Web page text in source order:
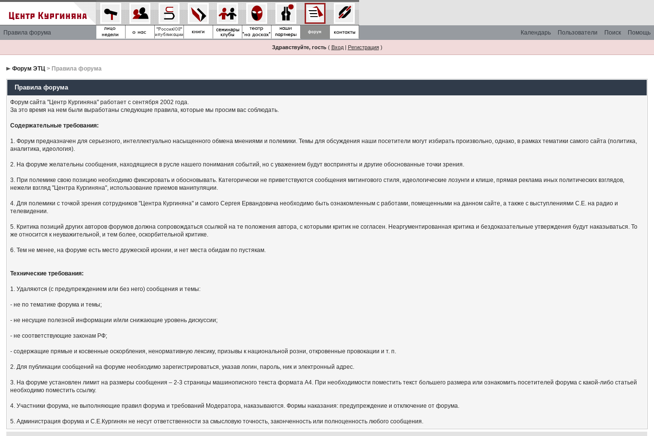
Правила форума Помощь
Поиск
Пользователи
Календарь
Здравствуйте, гость( Вход| Регистрация)
Форум ЭТЦ > Правила форума
Правила форума
Форум сайта "Центр Кургиняна" работает с сентября 2002 года.
За это время на нем были выработаны следующие правила, которые мы просим вас соблюдать.
Содержательные требования:
1. Форум предназначен для серьезного, интеллектуально насыщенного обмена мнениями и полемики. Темы для обсуждения наши посетители могут избирать произвольно, однако, в рамках тематики самого сайта (политика,
аналитика, идеология).
2. На форуме желательны сообщения, находящиеся в русле нашего понимания событий, но с уважением будут восприняты и другие обоснованные точки зрения.
3. При полемике свою позицию необходимо фиксировать и обосновывать. Категорически не приветствуются сообщения митингового стиля, идеологические лозунги и клише, прямая реклама иных политических взглядов,
нежели взгляд "Центра Кургиняна", использование приемов манипуляции.
4. Для полемики с точкой зрения сотрудников "Центра Кургиняна" и самого Сергея Ервандовича необходимо быть ознакомленным с работами, помещенными на данном сайте, а также с выступлениями С.Е. на радио и
телевидении.
5. Критика позиций других авторов форумов должна сопровождаться ссылкой на те положения автора, с которыми критик не согласен. Неаргументированная критика и бездоказательные утверждения будут наказываться. То
же относится к неуважительной, и тем более, оскорбительной критике.
6. Тем не менее, на форуме есть место дружеской иронии, и нет места обидам по пустякам.
Технические требования:
1. Удаляются (с предупреждением или без него) сообщения и темы:
- не по тематике форума и темы;
- не несущие полезной информации и/или снижающие уровень дискуссии;
- не соответствующие законам РФ;
- содержащие прямые и косвенные оскорбления, ненормативную лексику, призывы к национальной розни, откровенные провокации и т. п.
2. Для публикации сообщений на форуме необходимо зарегистрироваться, указав логин, пароль, ник и электронный адрес.
3. На форуме установлен лимит на размеры сообщения – 2-3 страницы машинописного текста формата А4. При необходимости поместить текст большего размера или ознакомить посетителей форума с какой-либо статьей
необходимо поместить ссылку.
4. Участники форума, не выполняющие правил форума и требований Модератора, наказываются. Формы наказания: предупреждение и отключение от форума.
5. Администрация форума и С.Е.Кургинян не несут ответственности за смысловую точность, законченность или полноценность любого сообщения.